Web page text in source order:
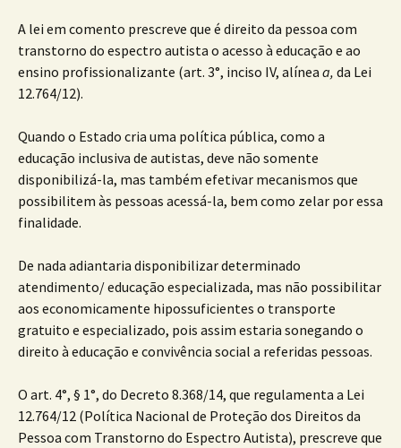
A lei em comento prescreve que é direito da pessoa com
transtorno do espectro autista o acesso à educação e ao
ensino profissionalizante (art. 3°, inciso IV, alínea a, da Lei
12.764/12).
Quando o Estado cria uma política pública, como a
educação inclusiva de autistas, deve não somente
disponibilizá-la, mas também efetivar mecanismos que
possibilitem às pessoas acessá-la, bem como zelar por essa
finalidade.
De nada adiantaria disponibilizar determinado
atendimento/ educação especializada, mas não possibilitar
aos economicamente hipossuficientes o transporte
gratuito e especializado, pois assim estaria sonegando o
direito à educação e convivência social a referidas pessoas.
O art. 4°, § 1°, do Decreto 8.368/14, que regulamenta a Lei
12.764/12 (Política Nacional de Proteção dos Direitos da
Pessoa com Transtorno do Espectro Autista), prescreve que